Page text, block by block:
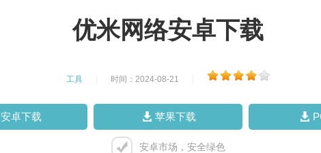
优米网络安卓下载
工具 时间：2024-08-21
安卓下载 苹果下载
安卓市场，安全绿色